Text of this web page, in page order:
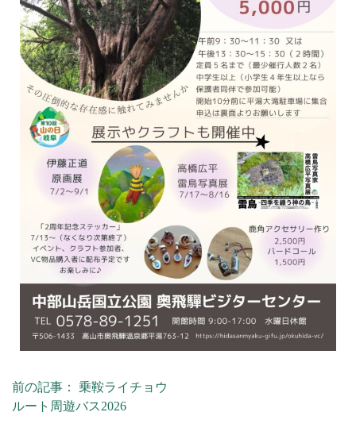
前の記事： 乗鞍ライチョウ
ルート周遊バス2026